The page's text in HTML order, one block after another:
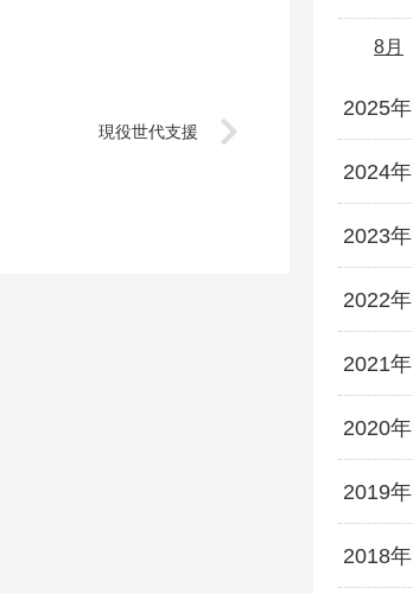
現役世代支援
8月
2025年
2024年
2023年
2022年
2021年
2020年
2019年
2018年